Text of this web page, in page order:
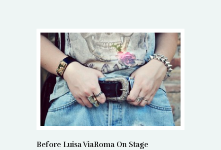
Before Luisa ViaRoma On Stage